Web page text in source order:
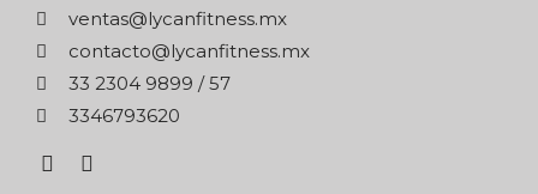
xm.ssentifnacyl@satnev
xm.ssentifnacyl@otcatnoc
75 / 9989 4032 33
0263976433